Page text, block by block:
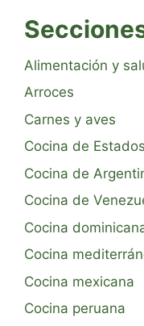
Alimentación y
Arroces
Carnes y aves
Cocina de
Cocina de
Cocina de
Cocina
Cocina
Cocina mexicana
Cocina peruana